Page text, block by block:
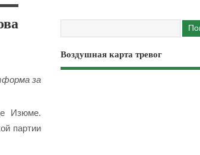
за
Изюме.
партии
Воздушная карта тревог